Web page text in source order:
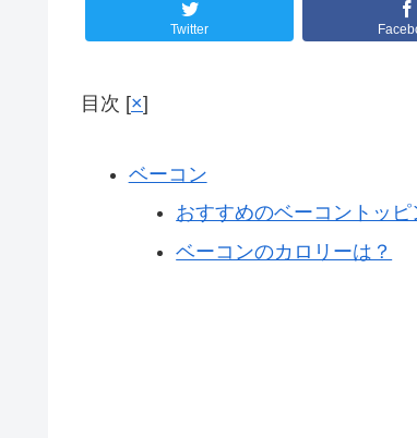
Twitter
目次 [×]
ベーコン
おすすめのベーコントッピ
ベーコンのカロリーは？